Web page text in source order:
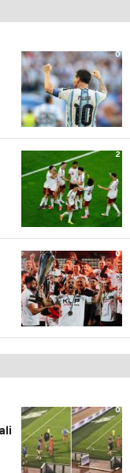
0
2
0
0